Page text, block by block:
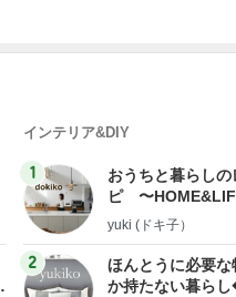
インテリア&DIY
1
おうちと暮らしの
ピ 〜
yuki (ドキ子）
2
ほんとうに必要な
か持たない暮ら